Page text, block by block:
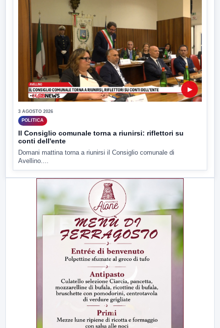
▶
3 AGOSTO 2026
POLITICA
Il Consiglio comunale torna a riunirsi: riflettori su
conti dell'ente
Domani mattina torna a riunirsi il Consiglio comunale di
Avellino....